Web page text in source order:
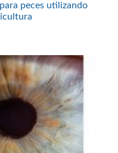
peces utilizando